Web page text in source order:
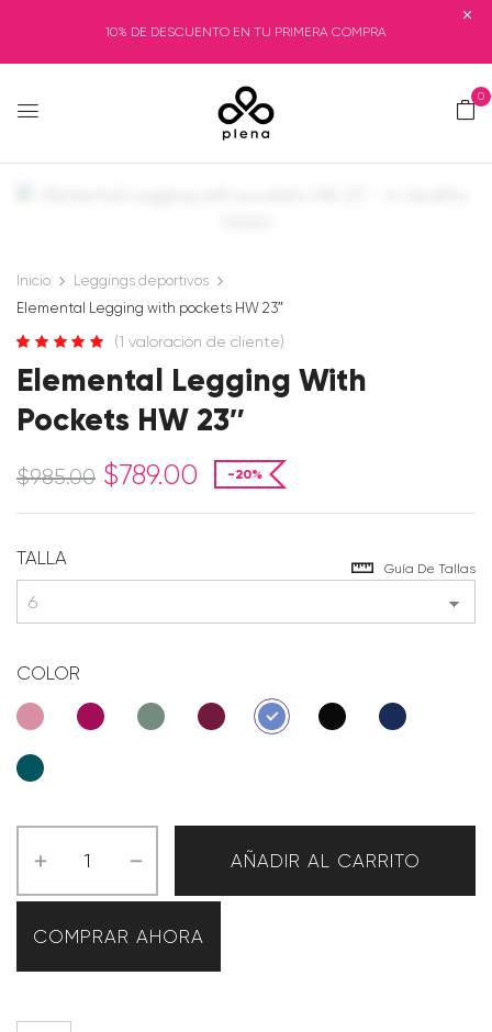
10% DE DESCUENTO EN TU PRIMERA COMPRA
0
Inicio
Leggings deportivos
Elemental Legging with pockets HW 23″
sobre 5 basado
de cliente
(1 valoración de cliente)
Elemental Legging With
Pockets HW 23″
$985.00 $789.00 -20%
Guía De Tallas
TALLA
COLOR
AÑADIR AL CARRITO
COMPRAR AHORA